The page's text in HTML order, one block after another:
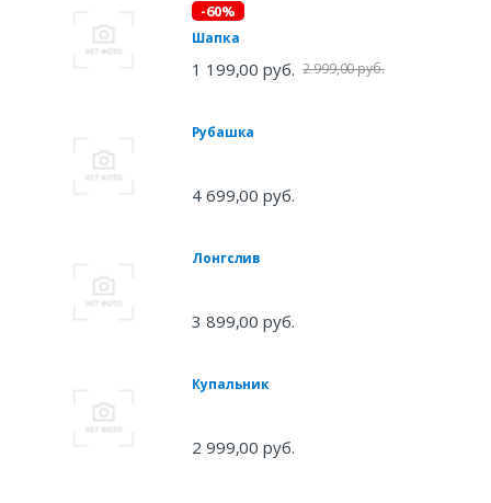
-60%
Шапка
1 199,00 руб. 2 999,00 руб.
Рубашка
4 699,00 руб.
Лонгслив
3 899,00 руб.
Купальник
2 999,00 руб.